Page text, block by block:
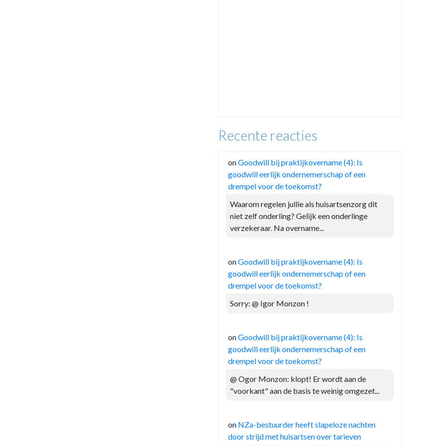
Recente reacties
onGoodwill bij praktijkovername (4): Is
goodwill eerlijk ondernemerschap of een
drempel voor de toekomst?
Waarom regelen jullie als huisartsenzorg dit
niet zelf onderling? Gelijk een onderlinge
verzekeraar. Na overname...
onGoodwill bij praktijkovername (4): Is
goodwill eerlijk ondernemerschap of een
drempel voor de toekomst?
Sorry: @ Igor Monzon !
onGoodwill bij praktijkovername (4): Is
goodwill eerlijk ondernemerschap of een
drempel voor de toekomst?
@ Ogor Monzon: klopt! Er wordt aan de
"voorkant" aan de basis te weinig omgezet...
on NZa-bestuurder heeft slapeloze nachten
door strijd met huisartsen over tarieven